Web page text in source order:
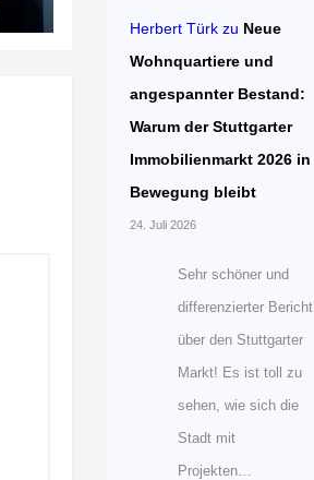
Herbert Türkzu Neue
Wohnquartiere und
angespannter Bestand:
Warum der Stuttgarter
Immobilienmarkt 2026 in
Bewegung bleibt
24. Juli 2026
Sehr schöner und
differenzierter Bericht
über den Stuttgarter
Markt! Es ist toll zu
sehen, wie sich die
Stadt mit
Projekten…